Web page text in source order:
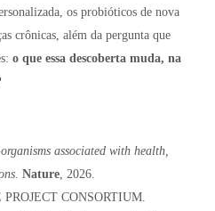
os probióticos de nova
crônicas, além da pergunta que
o que essa descoberta muda, na
associated with health,
. Nature, 2026.
CONSORTIUM.